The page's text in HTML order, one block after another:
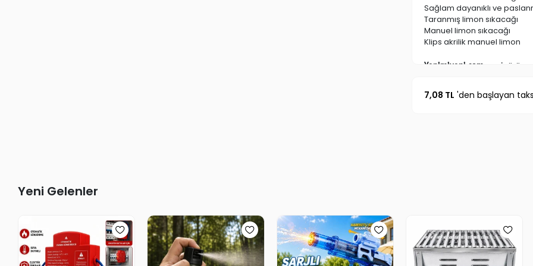
Sağlam dayanıklı ve
Taranmış limon sıkacağı
Manuel limon sıkacağı
Klips akrilik manuel limon
Yenimiyeni.com , geniş ürün
market ürünlerine, evcil
7,08 TL 'den başlayan
Yeni Gelenler